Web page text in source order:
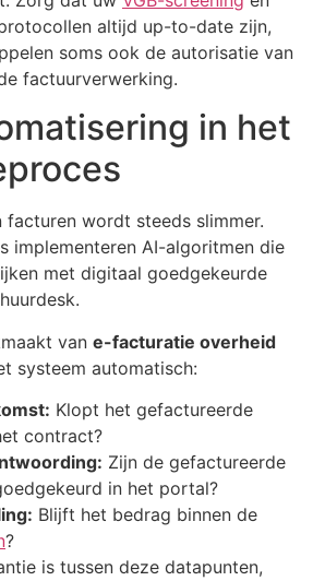
altijd up-to-date zijn,
soms ook de autorisatie van
factuurverwerking.
in het
facturen wordt steeds slimmer.
implementeren AI-algoritmen die
met digitaal goedgekeurde
van e-facturatie overheid
systeem automatisch:
Klopt het gefactureerde
contract?
Zijn de gefactureerde
in het portal?
Blijft het bedrag binnen de
?
is tussen deze datapunten,